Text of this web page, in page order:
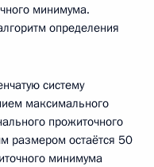
минимума.
определения
систему
максимального
прожиточного
размером остаётся 50
минимума